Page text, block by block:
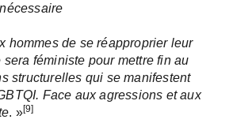
hommes de se réapproprier leur
féministe pour mettre fin au
structurelles qui se manifestent
Face aux agressions et aux
. »[9]